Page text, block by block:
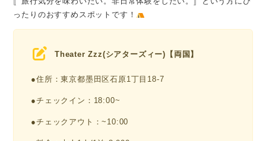
ったりのおすすめスポットです！
Theater Zzz(シアターズィー)【両国】
●住所：東京都墨田区石原1丁目18-7
●チェックイン：18:00~
●チェックアウト：~10:00